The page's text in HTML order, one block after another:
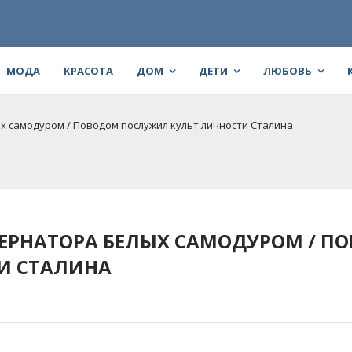
МОДА КРАСОТА ДОМ ДЕТИ ЛЮБОВЬ
/ Поводом послужил культ личности Сталина
БЕЛЫХ САМОДУРОМ /
СТАЛИНА